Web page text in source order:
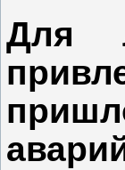
Для